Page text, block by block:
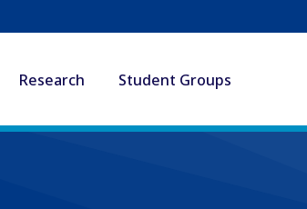
Research Student Groups